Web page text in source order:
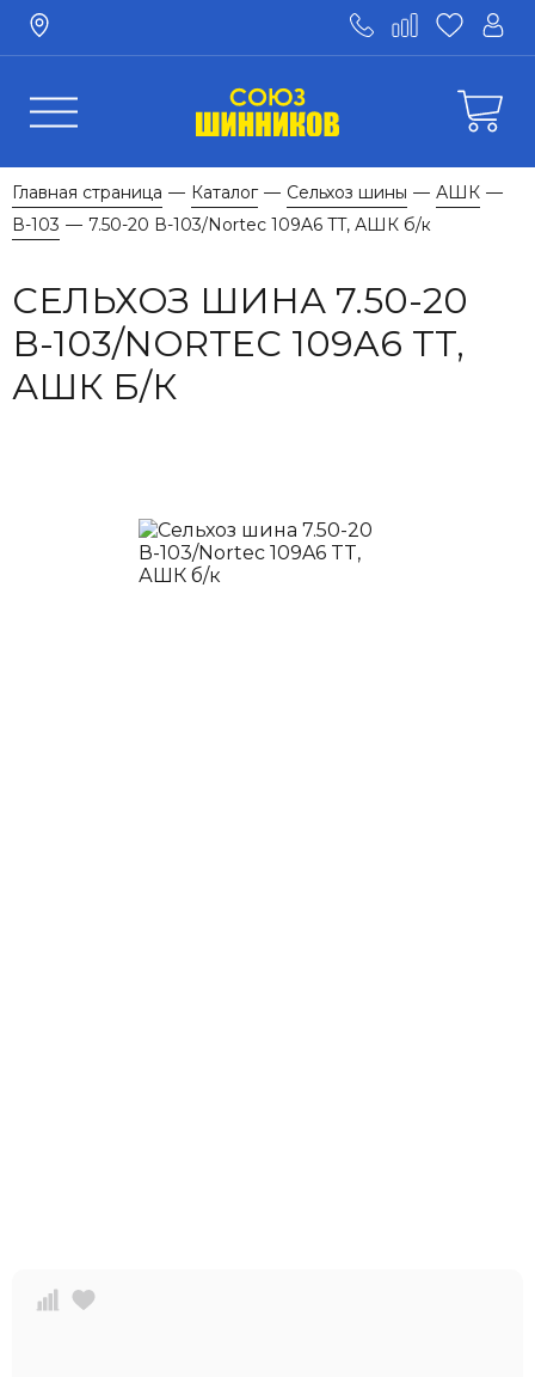
Главная страница — Каталог — Сельхоз шины — АШК —
В-103 — 7.50-20 В-103/Nortec 109A6 TT, АШК б/к
СЕЛЬХОЗ ШИНА 7.50-20
В-103/NORTEC 109A6 TT,
АШК Б/К